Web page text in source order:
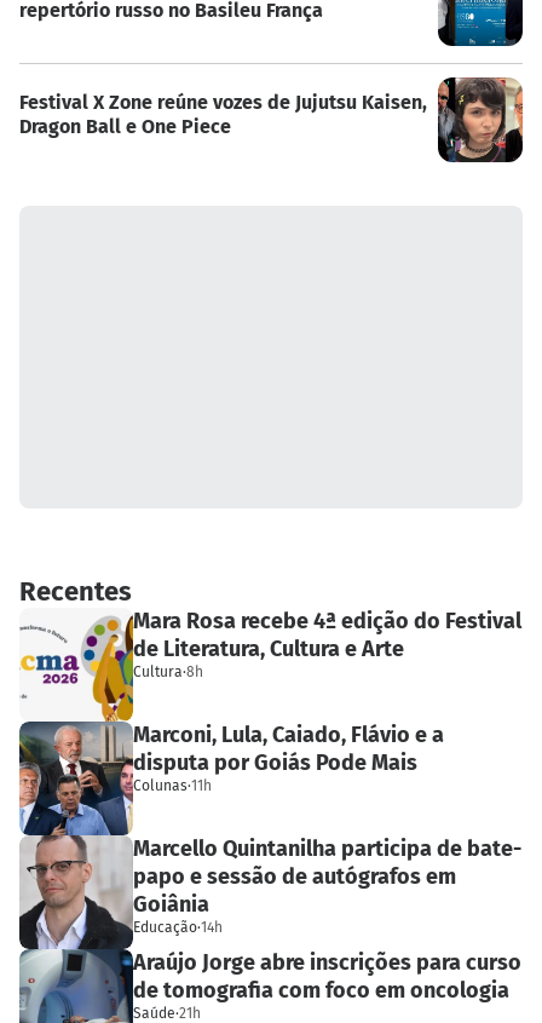
repertório russo no Basileu França
Festival X Zone reúne vozes de Jujutsu Kaisen,
Dragon Ball e One Piece
Recentes
Mara Rosa recebe 4ª edição do Festival
de Literatura, Cultura e Arte
Cultura·8h
Marconi, Lula, Caiado, Flávio e a
disputa por Goiás Pode Mais
Colunas·11h
Marcello Quintanilha participa de bate-
papo e sessão de autógrafos em
Goiânia
Educação·14h
Araújo Jorge abre inscrições para curso
de tomografia com foco em oncologia
Saúde·21h